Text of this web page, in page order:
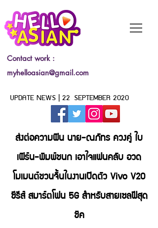
Contact work :
myhelloasian@gmail.com
UPDATE NEWS | 22 SEPTEMBER 2020
ส่งต่อความฟิน นาย-ณภัทร ควงคู่ ใบ
เฟิร์น-พิมพ์ชนก เอาใจแฟนคลับ อวด
โมเมนต์ชวนจิ้นในงานเปิดตัว Vivo V20
ซีรีส์ สมาร์ตโฟน 5G สำหรับสายเซลฟีสุด
ชิค